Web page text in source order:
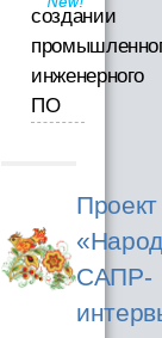
создании
инженерного
ПО
Проект
САПР-